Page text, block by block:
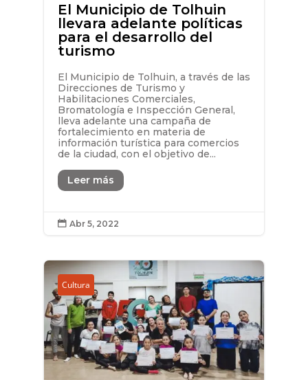
El Municipio de Tolhuin
llevara adelante políticas
para el desarrollo del
turismo
El Municipio de Tolhuin, a través de las
Direcciones de Turismo y
Habilitaciones Comerciales,
Bromatología e Inspección General,
lleva adelante una campaña de
fortalecimiento en materia de
información turística para comercios
de la ciudad, con el objetivo de...
Leer más
 Abr 5, 2022
Cultura